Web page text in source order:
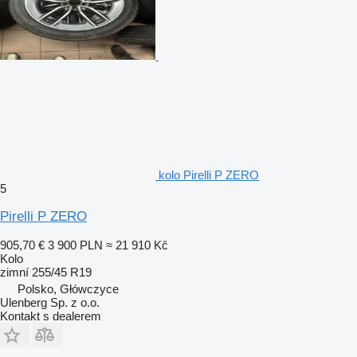
kolo Pirelli P ZERO
5
Pirelli P ZERO
905,70 € 3 900 PLN ≈ 21 910 Kč
Kolo
zimní 255/45 R19
Polsko, Główczyce
Ulenberg Sp. z o.o.
Kontakt s dealerem